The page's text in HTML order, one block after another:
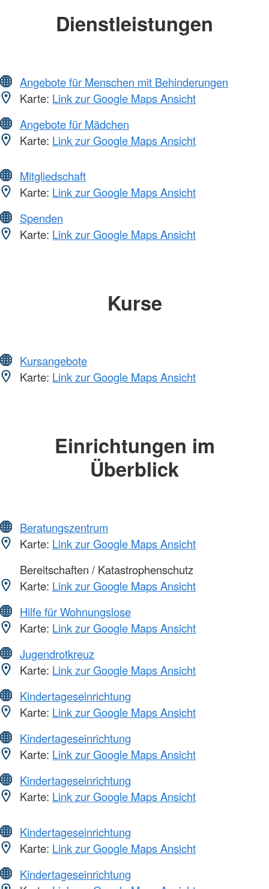
Dienstleistungen
Angebote für Menschen mit Behinderungen
Karte: Link zur Google Maps Ansicht
Angebote für Mädchen
Karte: Link zur Google Maps Ansicht
Mitgliedschaft
Karte: Link zur Google Maps Ansicht
Spenden
Karte: Link zur Google Maps Ansicht
Kurse
Kursangebote
Karte: Link zur Google Maps Ansicht
Einrichtungen im
Überblick
Beratungszentrum
Karte: Link zur Google Maps Ansicht
Bereitschaften / Katastrophenschutz
Karte: Link zur Google Maps Ansicht
Hilfe für Wohnungslose
Karte: Link zur Google Maps Ansicht
Jugendrotkreuz
Karte: Link zur Google Maps Ansicht
Kindertageseinrichtung
Karte: Link zur Google Maps Ansicht
Kindertageseinrichtung
Karte: Link zur Google Maps Ansicht
Kindertageseinrichtung
Karte: Link zur Google Maps Ansicht
Kindertageseinrichtung
Karte: Link zur Google Maps Ansicht
Kindertageseinrichtung